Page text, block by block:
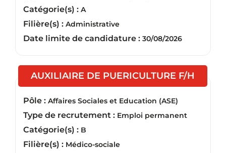
Catégorie(s) : A
Filière(s) : Administrative
Date limite de candidature : 30/08/2026
AUXILIAIRE DE PUERICULTURE F/H
Pôle : Affaires Sociales et Education (ASE)
Type de recrutement : Emploi permanent
Catégorie(s) : B
Filière(s) : Médico-sociale